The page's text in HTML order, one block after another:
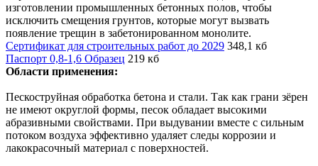
изготовлении промышленных бетонных полов, чтобы
исключить смещения грунтов, которые могут вызвать
появление трещин в забетонированном монолите.
Сертификат для строительных работ до 2029 348,1 кб
Паспорт 0,8-1,6 Образец 219 кб
Области применения:
Пескоструйная обработка бетона и стали. Так как грани зёрен
не имеют округлой формы, песок обладает высокими
абразивными свойствами. При выдувании вместе с сильным
потоком воздуха эффективно удаляет следы коррозии и
лакокрасочный материал с поверхностей.